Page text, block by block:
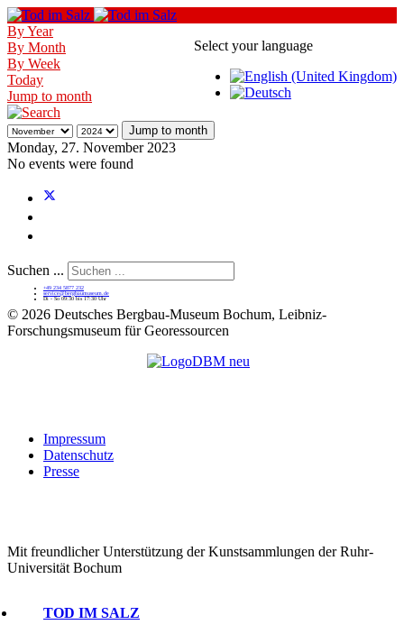
Select your language
By Year
By Month
By Week
Today
Jump to month
Jump to month
Monday, 27. November 2023
No events were found
Suchen ...
+49 234 5877 232
service@bergbaumuseum.de
Di - So 09:30 bis 17:30 Uhr
© 2026 Deutsches Bergbau-Museum Bochum, Leibniz-
Forschungsmuseum für Georessourcen
Impressum
Datenschutz
Presse
Mit freundlicher Unterstützung der Kunstsammlungen der Ruhr-
Universität Bochum
TOD IM SALZ